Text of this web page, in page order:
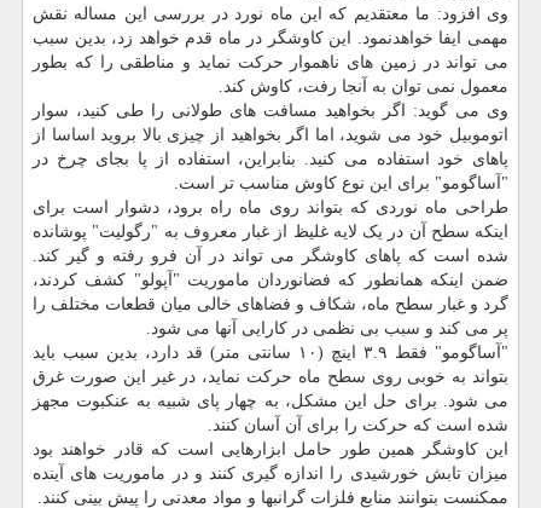
وی افزود: ما معتقدیم که این ماه نورد در بررسی این مساله نقش
مهمی ایفا خواهدنمود. این کاوشگر در ماه قدم خواهد زد، بدین سبب
می تواند در زمین های ناهموار حرکت نماید و مناطقی را که بطور
معمول نمی توان به آنجا رفت، کاوش کند.
وی می گوید: اگر بخواهید مسافت های طولانی را طی کنید، سوار
اتوموبیل خود می شوید، اما اگر بخواهید از چیزی بالا بروید اساسا از
پاهای خود استفاده می کنید. بنابراین، استفاده از پا بجای چرخ در
"آساگومو" برای این نوع کاوش مناسب تر است.
طراحی ماه نوردی که بتواند روی ماه راه برود، دشوار است برای
اینکه سطح آن در یک لایه غلیظ از غبار معروف به "رگولیت" پوشانده
شده است که پاهای کاوشگر می تواند در آن فرو رفته و گیر کند.
ضمن اینکه همانطور که فضانوردان ماموریت "آپولو" کشف کردند،
گرد و غبار سطح ماه، شکاف و فضاهای خالی میان قطعات مختلف را
پر می کند و سبب بی نظمی در کارایی آنها می شود.
"آساگومو" فقط ۳.۹ اینچ (۱۰ سانتی متر) قد دارد، بدین سبب باید
بتواند به خوبی روی سطح ماه حرکت نماید، در غیر این صورت غرق
می شود. برای حل این مشکل، به چهار پای شبیه به عنکبوت مجهز
شده است که حرکت را برای آن آسان کنند.
این کاوشگر همین طور حامل ابزارهایی است که قادر خواهند بود
میزان تابش خورشیدی را اندازه گیری کنند و در ماموریت های آینده
ممکنست بتوانند منابع فلزات گرانبها و مواد معدنی را پیش بینی کنند.